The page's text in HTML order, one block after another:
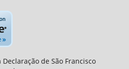
de São Francisco